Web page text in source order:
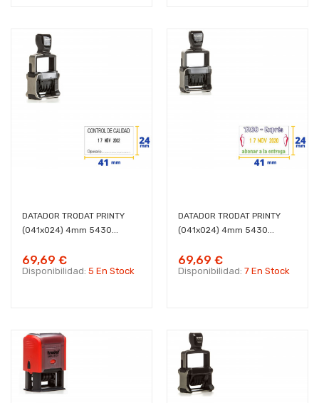
DATADOR TRODAT PRINTY
(041x024) 4mm 5430...
69,69 €
Disponibilidad: 5 En Stock
DATADOR TRODAT PRINTY
(041x024) 4mm 5430...
69,69 €
Disponibilidad: 7 En Stock